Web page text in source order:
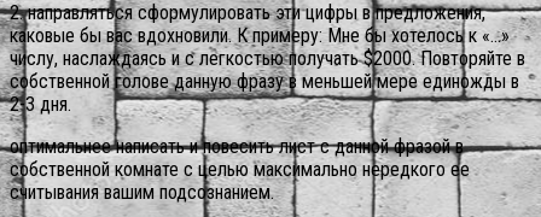
2. направляться сформулировать эти цифры в предложения,
каковые бы вас вдохновили. К примеру: Мне бы хотелось к «…»
числу, наслаждаясь и с легкостью получать $2000. Повторяйте в
собственной голове данную фразу в меньшей мере единожды в
2-3 дня.
оптимальнее написать и повесить лист с данной фразой в
собственной комнате с целью максимально нередкого ее
считывания вашим подсознанием.